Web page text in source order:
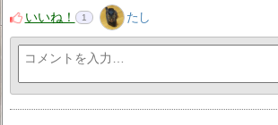
いいね！
1 たし